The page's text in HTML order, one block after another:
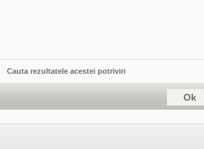
Cauta rezultatele acestei potriviri